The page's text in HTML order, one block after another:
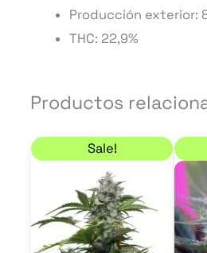
Producción exterior:
THC: 22,9%
Productos
Sale!El precio original
El precio actual es:
Este
tiene